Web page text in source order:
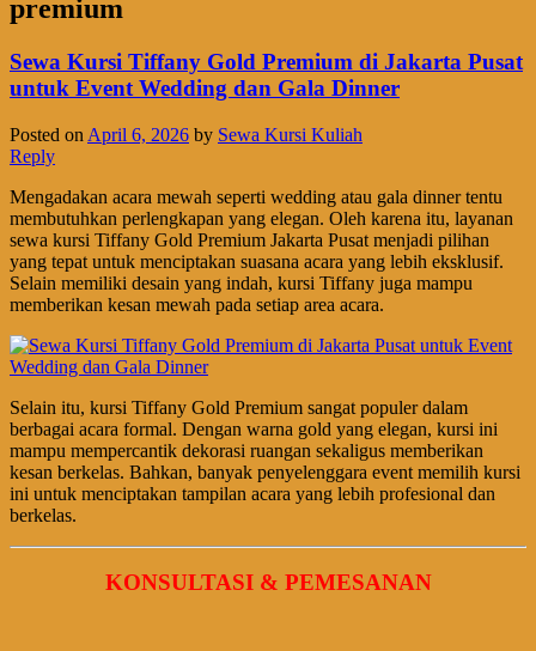
premium
Sewa Kursi Tiffany Gold Premium di Jakarta Pusat
untuk Event Wedding dan Gala Dinner
Posted on April 6, 2026 by Sewa Kursi Kuliah
Reply
Mengadakan acara mewah seperti wedding atau gala dinner tentu
membutuhkan perlengkapan yang elegan. Oleh karena itu, layanan
sewa kursi Tiffany Gold Premium Jakarta Pusat menjadi pilihan
yang tepat untuk menciptakan suasana acara yang lebih eksklusif.
Selain memiliki desain yang indah, kursi Tiffany juga mampu
memberikan kesan mewah pada setiap area acara.
Selain itu, kursi Tiffany Gold Premium sangat populer dalam
berbagai acara formal. Dengan warna gold yang elegan, kursi ini
mampu mempercantik dekorasi ruangan sekaligus memberikan
kesan berkelas. Bahkan, banyak penyelenggara event memilih kursi
ini untuk menciptakan tampilan acara yang lebih profesional dan
berkelas.
KONSULTASI & PEMESANAN